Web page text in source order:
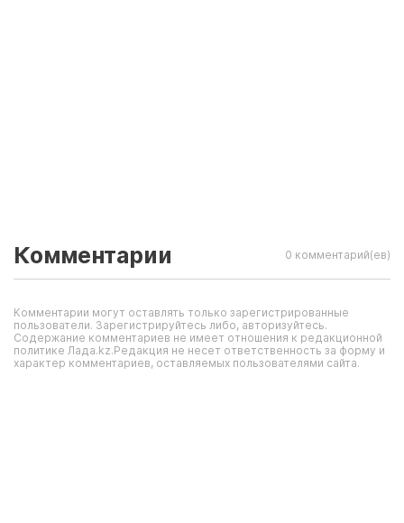
Комментарии 0 комментарий(ев)
Комментарии могут оставлять только зарегистрированные
пользователи. Зарегистрируйтесь либо, авторизуйтесь.
Содержание комментариев не имеет отношения к редакционной
политике Лада.kz.Редакция не несет ответственность за форму и
характер комментариев, оставляемых пользователями сайта.